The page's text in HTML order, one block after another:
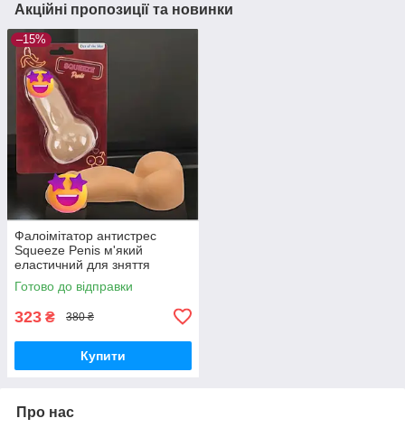
Акційні пропозиції та новинки
–15%
Фалоімітатор антистрес
Squeeze Penis м'який
еластичний для зняття
стресу 13 см
Готово до відправки
323 ₴ 380 ₴
Купити
Про нас